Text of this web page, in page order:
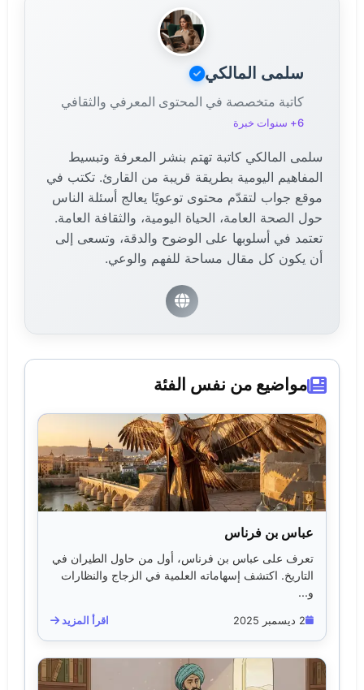
سلمى المالكي
كاتبة متخصصة في المحتوى المعرفي والثقافي
6+ سنوات خبرة
سلمى المالكي كاتبة تهتم بنشر المعرفة وتبسيط
المفاهيم اليومية بطريقة قريبة من القارئ. تكتب في
موقع جواب لتقدّم محتوى توعويًا يعالج أسئلة الناس
حول الصحة العامة، الحياة اليومية، والثقافة العامة.
تعتمد في أسلوبها على الوضوح والدقة، وتسعى إلى
أن يكون كل مقال مساحة للفهم والوعي.
مواضيع من نفس الفئة
عباس بن فرناس
تعرف على عباس بن فرناس، أول من حاول الطيران في
التاريخ. اكتشف إسهاماته العلمية في الزجاج والنظارات
و...
2 ديسمبر 2025 اقرأ المزيد